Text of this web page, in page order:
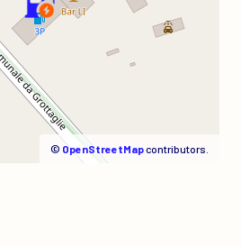
© OpenStreetMapcontributors.